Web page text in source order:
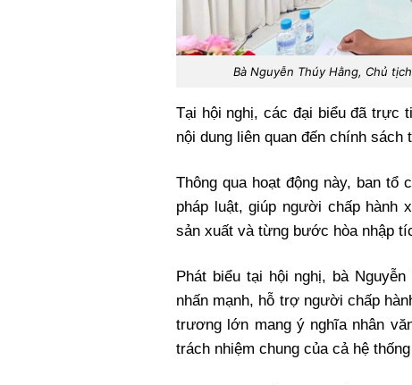
Bà Nguyễn Thúy Hằng, Chủ
Tại hội nghị, các đại biểu đã trực
nội dung liên quan đến chính sách
Thông qua hoạt động này, ban tổ
pháp luật, giúp người chấp hành
sản xuất và từng bước hòa nhập
Phát biểu tại hội nghị, bà
nhấn mạnh, hỗ trợ người chấp
trương lớn mang ý nghĩa nhân
trách nhiệm chung của cả hệ